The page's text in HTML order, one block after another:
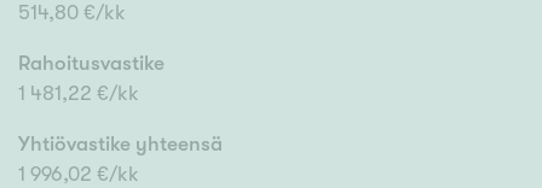
514,80 €/kk
Rahoitusvastike
1 481,22 €/kk
Yhtiövastike yhteensä
1 996,02 €/kk